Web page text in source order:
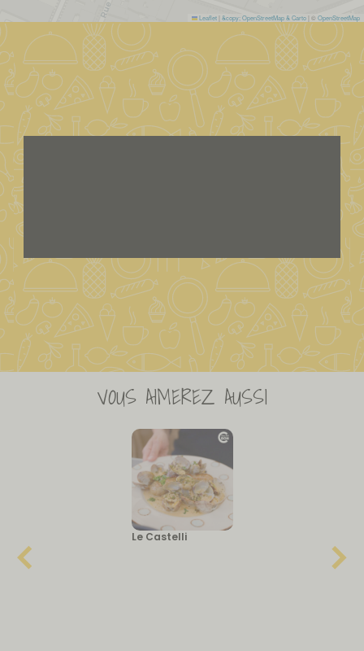
Leaflet &copy; OpenStreetMap & Carto | ©OpenStreetMap
VOUS AIMEREZ AUSSI
Le Castelli